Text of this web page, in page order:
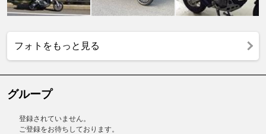
フォトをもっと見る
グループ
登録されていません。
ご登録をお待ちしております。